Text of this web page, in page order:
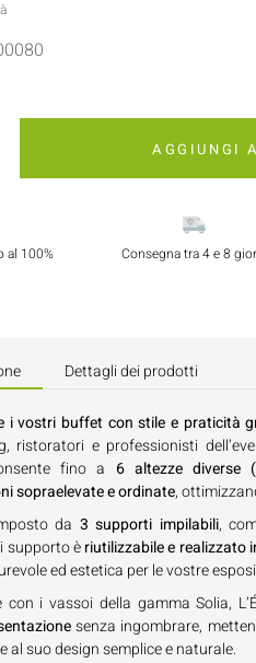
AGGIUNGI
al 100% Consegna tra 4 e 8
Dettagli dei prodotti
i vostri buffet con stile e praticità
ristoratori e professionisti
fino a 6 altezze
sopraelevate e ordinate,
da 3 supporti impilabili,
supporto èriutilizzabile e realizzato
ed estetica per le vostre
con i vassoi della gamma Solia,
senza ingombrare,
al suo design semplice e naturale.